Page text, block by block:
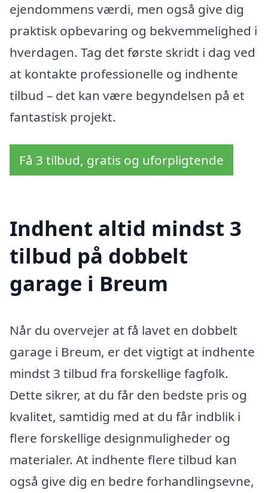
ejendommens værdi, men også give dig
praktisk opbevaring og bekvemmelighed i
hverdagen. Tag det første skridt i dag ved
at kontakte professionelle og indhente
tilbud – det kan være begyndelsen på et
fantastisk projekt.
Få 3 tilbud, gratis og uforpligtende
Indhent altid mindst 3
tilbud på dobbelt
garage i Breum
Når du overvejer at få lavet en dobbelt
garage i Breum, er det vigtigt at indhente
mindst 3 tilbud fra forskellige fagfolk.
Dette sikrer, at du får den bedste pris og
kvalitet, samtidig med at du får indblik i
flere forskellige designmuligheder og
materialer. At indhente flere tilbud kan
også give dig en bedre forhandlingsevne,